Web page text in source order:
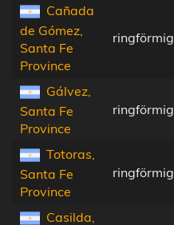
Cañada
de Gómez,
Santa Fe
Province
ringförmig
Gálvez,
Santa Fe
Province
ringförmig
Totoras,
Santa Fe
Province
ringförmig
Casilda,